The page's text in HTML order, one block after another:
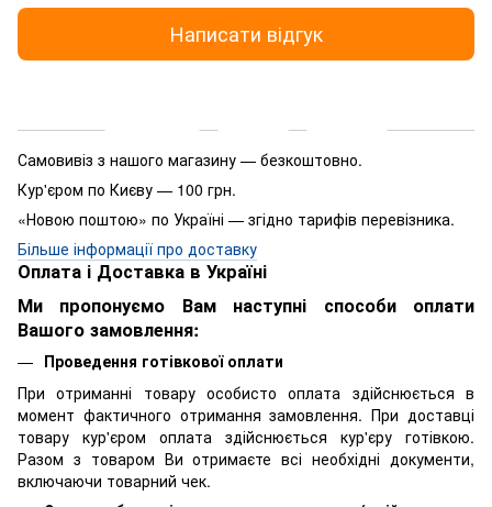
Написати відгук
Самовивіз з нашого магазину — безкоштовно.
Кур'єром по Києву — 100 грн.
«Новою поштою» по Україні — згідно тарифів перевізника.
Більше інформації про доставку
Оплата і Доставка в Україні
Ми пропонуємо Вам наступні способи оплати
Вашого замовлення:
Проведення готівкової оплати
При отриманні товару особисто оплата здійснюється в
момент фактичного отримання замовлення. При доставці
товару кур'єром оплата здійснюється кур'єру готівкою.
Разом з товаром Ви отримаєте всі необхідні документи,
включаючи товарний чек.